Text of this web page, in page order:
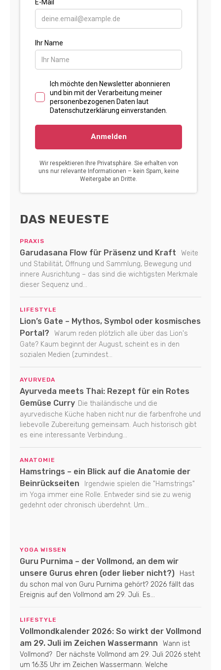
DAS NEUESTE
PRAXIS
Garudasana Flow für Präsenz und Kraft
Weite
und Stabilität, Öffnung und Sammlung, Bewegung und
innere Ausrichtung – das sind die wichtigsten Merkmale
dieser Sequenz und...
LIFESTYLE
Lion’s Gate – Mythos, Symbol oder kosmisches
Portal?
Warum reden plötzlich alle über das Lion's
Gate? Kaum beginnt der August, scheint es in den
sozialen Medien (zumindest...
AYURVEDA
Ayurveda meets Thai: Rezept für ein Rotes
Gemüse Curry Die thailändische und die
ayurvedische Küche haben nicht nur die farbenfrohe und
liebevolle Zubereitung gemeinsam. Auch historisch gibt
es eine interessante Verbindung...
ANATOMIE
Hamstrings – ein Blick auf die Anatomie der
Beinrückseiten
Irgendwie spielen die "Hamstrings"
im Yoga immer eine Rolle. Entweder sind sie zu wenig
gedehnt oder chronisch überdehnt. Um...
YOGA WISSEN
Guru Purnima – der Vollmond, an dem wir
unsere Gurus ehren (oder lieber nicht?)
Hast
du schon mal von Guru Purnima gehört? 2026 fällt das
Ereignis auf den Vollmond am 29. Juli. Es...
LIFESTYLE
Vollmondkalender 2026: So wirkt der Vollmond
am 29. Juli im Zeichen Wassermann
Wann ist
Vollmond? Der nächste Vollmond am 29. Juli 2026 steht
um 16:35 Uhr im Zeichen Wassermann. Welche